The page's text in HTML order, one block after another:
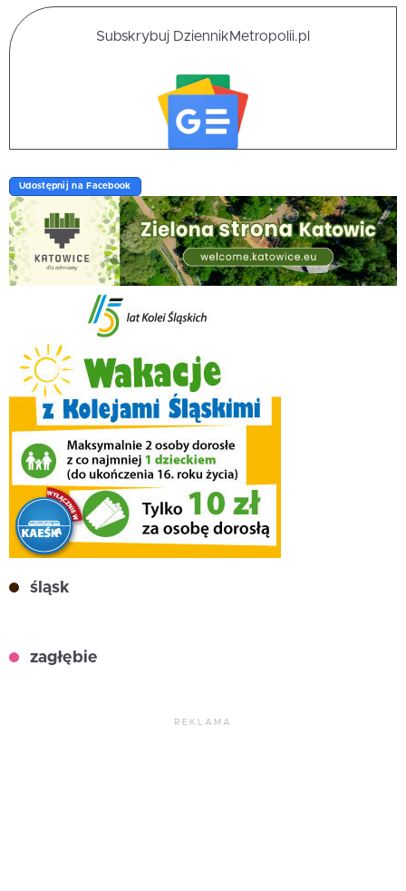
Subskrybuj DziennikMetropolii.pl
Udostępnij na Facebook
śląsk
zagłębie
REKLAMA